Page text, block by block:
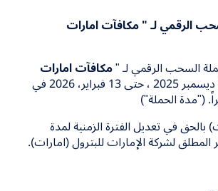
الرقمي لـ "مكافآت امارات
السحب الرقمي لـ "مكافآت امارات
ديسمبر ، حتى13فبراير،2026في
("مدة الحملة")
بالحق في تعديل الفترة الزمنية لمدة
المطلق لشركة الإمارات للبترول (امارات).